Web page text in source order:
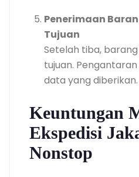
Penerimaan
Tujuan
Setelah tiba,
tujuan.
data yang diberikan.
Keuntungan
Ekspedisi
Nonstop